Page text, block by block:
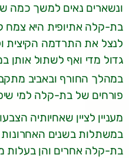
ונשארים נאים למשך כמה
בת-קלה אתיופית היא צמח
לנצל את התרדמה הקיצית
גדול מדי ואף לשתול אותן
במהלך החורף ובאביב
פורחים של בת-קלה למי
מעניין לציין שאחיותיה
במשתלות בשנים האחרונות
בת-קלה אחרים והן בעלות